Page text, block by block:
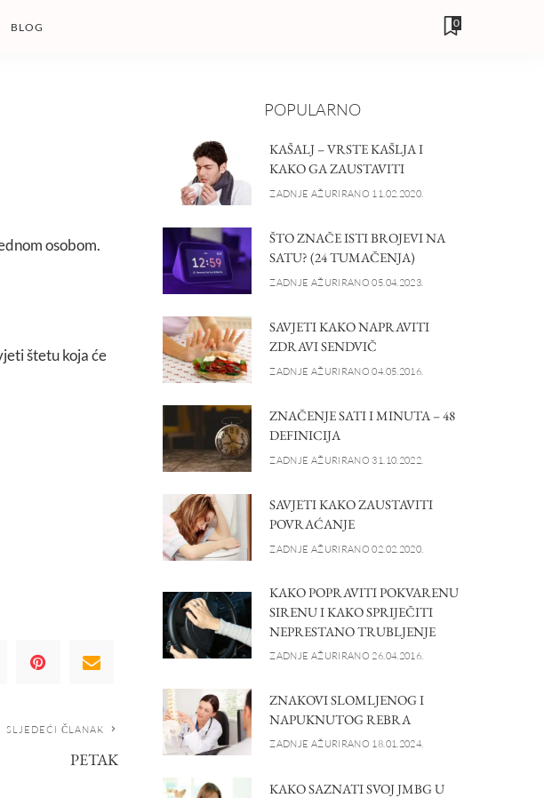
BLOG 0
osobom.
štetu koja će
SLJEDEĆI ČLANAK
PETAK
POPULARNO
KAŠALJ – VRSTE KAŠLJA I
KAKO GA ZAUSTAVITI
ZADNJE AŽURIRANO 11.02.2020.
ŠTO ZNAČE ISTI BROJEVI NA
SATU? (24 TUMAČENJA)
ZADNJE AŽURIRANO 05.04.2023.
SAVJETI KAKO NAPRAVITI
ZDRAVI SENDVIČ
ZADNJE AŽURIRANO 04.05.2016.
ZNAČENJE SATI I MINUTA – 48
DEFINICIJA
ZADNJE AŽURIRANO 31.10.2022.
SAVJETI KAKO ZAUSTAVITI
POVRAĆANJE
ZADNJE AŽURIRANO 02.02.2020.
KAKO POPRAVITI POKVARENU
SIRENU I KAKO SPRIJEČITI
NEPRESTANO TRUBLJENJE
ZADNJE AŽURIRANO 26.04.2016.
ZNAKOVI SLOMLJENOG I
NAPUKNUTOG REBRA
ZADNJE AŽURIRANO 18.01.2024.
KAKO SAZNATI SVOJ JMBG U